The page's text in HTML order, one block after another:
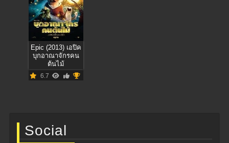
Epic (2013) เอปิค
บุกอาณาจักรคน
ต้นไม้
6.7
Social